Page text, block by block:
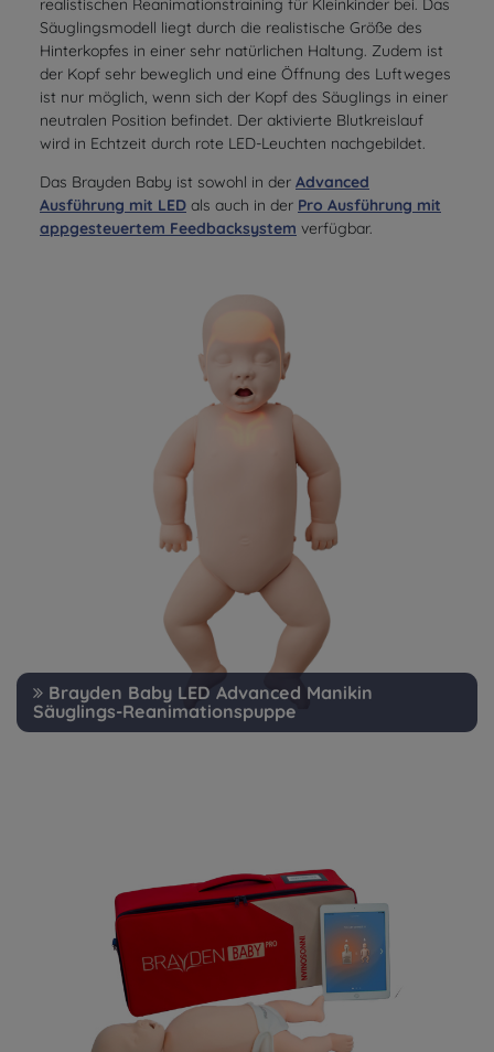
realistischen Reanimationstraining für Kleinkinder bei. Das
Säuglingsmodell liegt durch die realistische Größe des
Hinterkopfes in einer sehr natürlichen Haltung. Zudem ist
der Kopf sehr beweglich und eine Öffnung des Luftweges
ist nur möglich, wenn sich der Kopf des Säuglings in einer
neutralen Position befindet. Der aktivierte Blutkreislauf
wird in Echtzeit durch rote LED-Leuchten nachgebildet.
Das Brayden Baby ist sowohl in der Advanced
Ausführung mit LED als auch in der Pro Ausführung mit
appgesteuertem Feedbacksystem verfügbar.
Brayden Baby LED Advanced Manikin
Säuglings-Reanimationspuppe